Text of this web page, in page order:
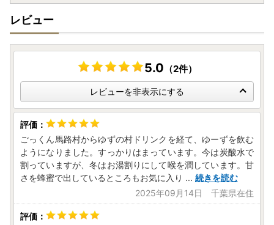
レビュー
5.0 （2件）
レビューを非表示にする
ごっくん馬路村からゆずの村ドリンクを経て、ゆーずを飲む
ようになりました。すっかりはまっています。今は炭酸水で
割っていますが、冬はお湯割りにして喉を潤しています。甘
さを蜂蜜で出しているところもお気に入り ... 続きを読む
2025年09月14日 千葉県在住